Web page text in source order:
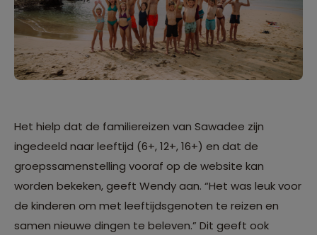
Het hielp dat de familiereizen van Sawadee zijn
ingedeeld naar leeftijd (6+, 12+, 16+) en dat de
groepssamenstelling vooraf op de website kan
worden bekeken, geeft Wendy aan. “Het was leuk voor
de kinderen om met leeftijdsgenoten te reizen en
samen nieuwe dingen te beleven.” Dit geeft ook